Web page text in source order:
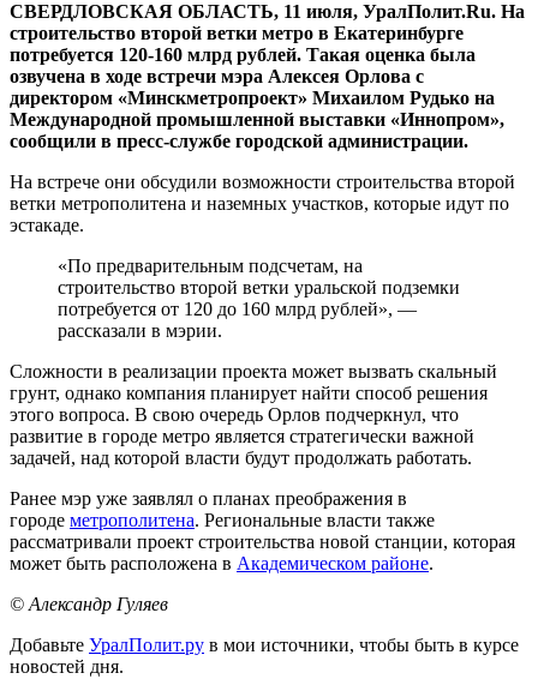
СВЕРДЛОВСКАЯ ОБЛАСТЬ, 11 июля, УралПолит.Ru. На
строительство второй ветки метро в Екатеринбурге
потребуется 120-160 млрд рублей. Такая оценка была
озвучена в ходе встречи мэра Алексея Орлова с
директором «Минскметропроект» Михаилом Рудько на
Международной промышленной выставки «Иннопром»,
сообщили в пресс-службе городской администрации.
На встрече они обсудили возможности строительства второй
ветки метрополитена и наземных участков, которые идут по
эстакаде.
«По предварительным подсчетам, на
строительство второй ветки уральской подземки
потребуется от 120 до 160 млрд рублей», —
рассказали в мэрии.
Сложности в реализации проекта может вызвать скальный
грунт, однако компания планирует найти способ решения
этого вопроса. В свою очередь Орлов подчеркнул, что
развитие в городе метро является стратегически важной
задачей, над которой власти будут продолжать работать.
Ранее мэр уже заявлял о планах преображения в
городе метрополитена. Региональные власти также
рассматривали проект строительства новой станции, которая
может быть расположена в Академическом районе.
© Александр Гуляев
Добавьте УралПолит.ру в мои источники, чтобы быть в курсе
новостей дня.